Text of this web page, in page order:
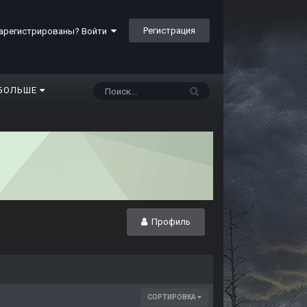
Войти Регистрация
Профиль
СОРТИРОВКА